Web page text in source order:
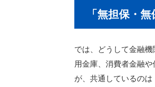
「無担保・
では、どうして金融
用金庫、消費者金融
が、共通しているの